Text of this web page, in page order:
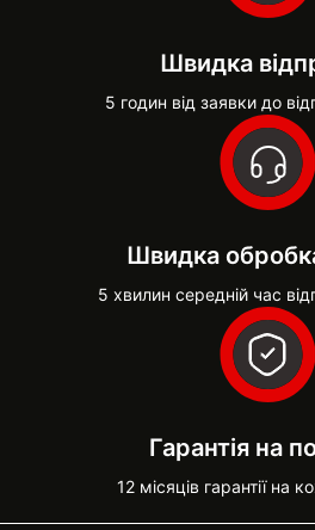
Швидка
5 годин від заявки до
Швидка
5 хвилин середній час
Гарантія на
12 місяців гарантії на